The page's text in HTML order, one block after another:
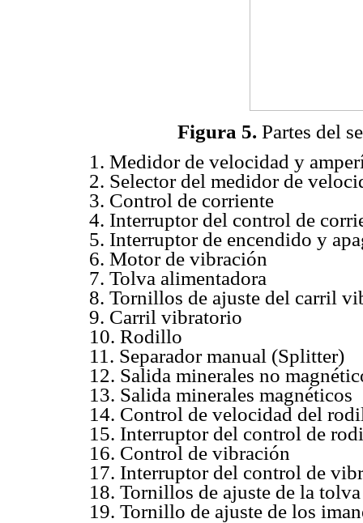
Figura 5. Partes del
1. Medidor de velocidad y
2. Selector del medidor de
3. Control de corriente
4. Interruptor del control de
5. Interruptor de encendido y
6. Motor de vibración
7. Tolva alimentadora
8. Tornillos de ajuste del carril
9. Carril vibratorio
10. Rodillo
11. Separador manual (Splitter)
12. Salida minerales no
13. Salida minerales magnéticos
14. Control de velocidad del
15. Interruptor del control de
16. Control de vibración
17. Interruptor del control de
18. Tornillos de ajuste de la tolva
19. Tornillo de ajuste de los